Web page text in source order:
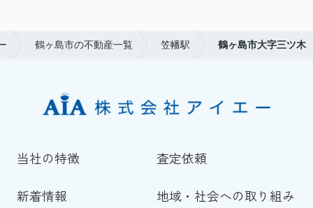
鶴ヶ島市の不動産一覧 笠幡駅 鶴ヶ島市大字三ツ木
当社の特徴 査定依頼
新着情報 地域・社会への取り組み